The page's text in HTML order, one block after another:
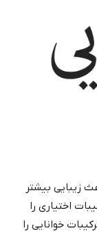
زیبایی بیشتر
اختیاری را
خوانایی را